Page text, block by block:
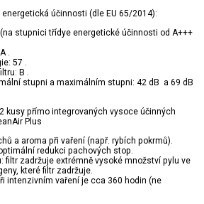
účinnosti (dle EU 65/2014):
stupnici třídye energetické účinnosti od A+++
.
57 .
B .
stupni a maximálním stupni: 42 dB a 69 dB
kusy přímo integrovaných vysoce účinných
Plus
a aroma při vaření (např. rybích pokrmů).
redukci pachových stop.
filtr zadržuje extrémně vysoké množství pylu ve
které filtr zadržuje.
intenzivním vaření je cca 360 hodin (ne